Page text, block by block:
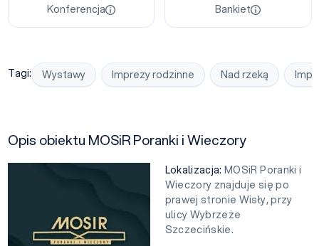
Konferencja Bankiet
Tagi: Wystawy Imprezy rodzinne Nad rzeką
Opis obiektu MOSiR Poranki i Wieczory
Lokalizacja: MOSiR Poranki i
Wieczory znajduje się po
prawej stronie Wisły, przy
ulicy Wybrzeże
Szczecińskie.